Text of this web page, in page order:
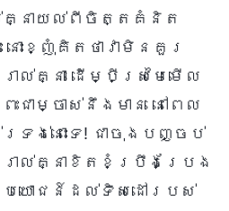
គ្នាយល់ពីចិត្តគំនិត
ោះខ្ញុំគិតថាវាមិនគួរ
ល់គ្នា ដើម្បីស្រមៃមើល
ជាម្ចាស់នឹងមាន នៅពេល
ទ្រង់នោះទេ! ជាចុងបញ្ចប់
ល់គ្នាខិតខំប្រឹងប្រែង
ប្រយោជន៍ដល់ទិសដៅរបស់